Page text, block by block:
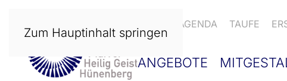
Zum Hauptinhalt springen
AGENDA TAUFE
ANGEBOTE